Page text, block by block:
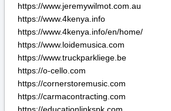
https://blai9.com
https://sgpembalagens.com.br
https://www.livia-benkova.eu/
https://trinetratsense.com/
https://fuadinc.com.br/
https://trinetratsense.com/
https://fuadinc.com.br/
https://buycraken.net
https://chemcorchemical.com